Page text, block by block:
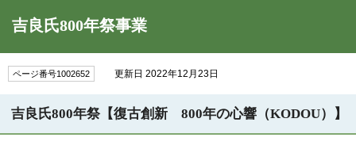
吉良氏800年祭事業
ページ番号1002652 更新日 2022年12月23日
吉良氏800年祭【復古創新 800年の心響（KODOU）】